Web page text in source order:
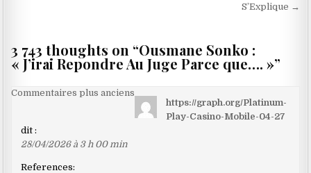
S’Explique →
3 743 thoughts on “Ousmane Sonko :
« J’irai Repondre Au Juge Parce que…. »”
Navigation
les
commentaires
Commentaires plus anciens
https://graph.org/Platinum-
Play-Casino-Mobile-04-27
dit :
28/04/2026 à 3 h 00 min
References: